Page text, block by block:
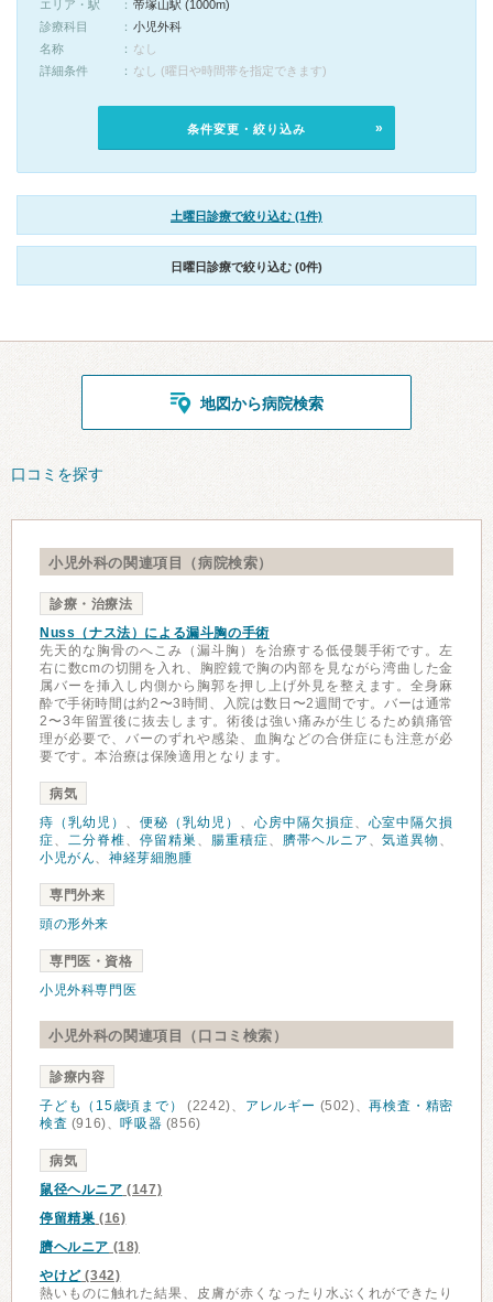
エリア・駅
帝塚山駅 (1000m)
診療科目
小児外科
名称
なし
詳細条件
なし (曜日や時間帯を指定できます)
条件変更・絞り込み
土曜日診療で絞り込む (1件)
日曜日診療で絞り込む (0件)
地図から病院検索
口コミを探す
小児外科の関連項目（病院検索）
診療・治療法
Nuss（ナス法）による漏斗胸の手術
先天的な胸骨のへこみ（漏斗胸）を治療する低侵襲手術です。左
右に数cmの切開を入れ、胸腔鏡で胸の内部を見ながら湾曲した金
属バーを挿入し内側から胸郭を押し上げ外見を整えます。全身麻
酔で手術時間は約2〜3時間、入院は数日〜2週間です。バーは通常
2〜3年留置後に抜去します。術後は強い痛みが生じるため鎮痛管
理が必要で、バーのずれや感染、血胸などの合併症にも注意が必
要です。本治療は保険適用となります。
病気
痔（乳幼児） 、 便秘（乳幼児） 、 心房中隔欠損症、 心室中隔欠損
症、 二分脊椎、 停留精巣 、 腸重積症、 臍帯ヘルニア 、気道異物 、
小児がん、神経芽細胞腫
専門外来
頭の形外来
専門医・資格
小児外科専門医
小児外科の関連項目（口コミ検索）
診療内容
子ども（15歳頃まで）
(2242)、 アレルギー (502)、再検査・精密
検査 (916)、呼吸器 (856)
病気
鼠径ヘルニア (147)
停留精巣 (16)
臍ヘルニア (18)
やけど(342)
熱いものに触れた結果、皮膚が赤くなったり水ぶくれができたり